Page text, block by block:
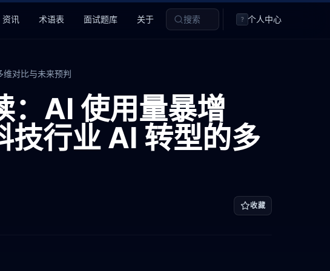
资讯 术语表 面试题库 关于 搜索 ? 个人中心
对比与未来预判
AI 使用量暴增
行业 AI 转型的多
收藏